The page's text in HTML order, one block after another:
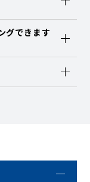
グできます